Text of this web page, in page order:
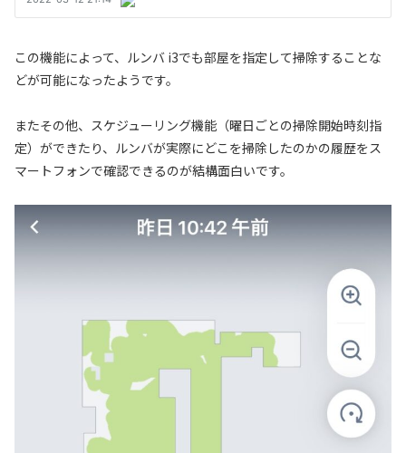
この機能によって、ルンバ i3でも部屋を指定して掃除することな
どが可能になったようです。
またその他、スケジューリング機能（曜日ごとの掃除開始時刻指
定）ができたり、ルンバが実際にどこを掃除したのかの履歴をス
マートフォンで確認できるのが結構面白いです。